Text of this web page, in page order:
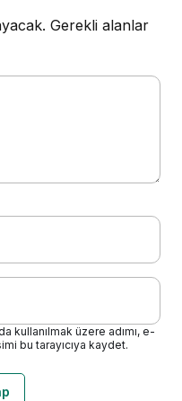
Gerekli alanlar
kullanılmak üzere adımı, e-
bu tarayıcıya kaydet.